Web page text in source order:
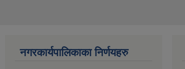
नगरकार्यपालिकाका निर्णयहरु